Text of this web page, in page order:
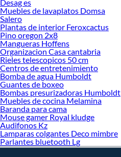
Desag es
Muebles de lavaplatos Domsa
Salero
Plantas de interior Feroxcactus
Pino oregon 2x8
Mangueras Hoffens
Organizacion Casa cantabria
Rieles telescopicos 50 cm
Centros de entretenimiento
Bomba de agua Humboldt
Guantes de boxeo
Bombas presurizadoras Humboldt
Muebles de cocina Melamina
Baranda para cama
Mouse gamer Royal kludge
Audifonos Kz
Lamparas colgantes Deco mimbre
Parlantes bluetooth Lg